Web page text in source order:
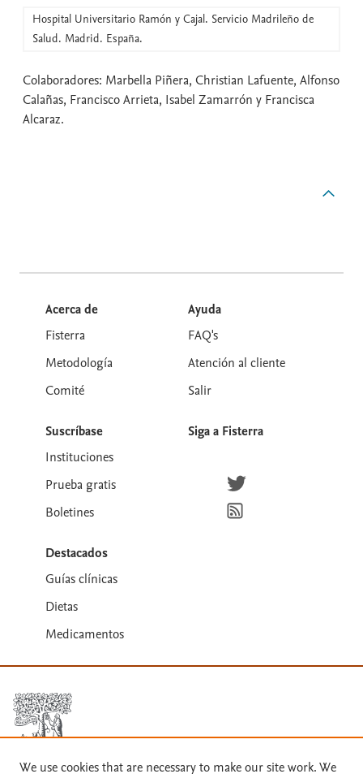
Hospital Universitario Ramón y Cajal. Servicio Madrileño de
Salud. Madrid. España.
Colaboradores: Marbella Piñera, Christian Lafuente, Alfonso
Calañas, Francisco Arrieta, Isabel Zamarrón y Francisca
Alcaraz.
Acerca de
Fisterra
Metodología
Comité
Suscríbase
Instituciones
Prueba gratis
Boletines
Destacados
Guías clínicas
Dietas
Medicamentos
Ayuda
FAQ's
Atención al cliente
Salir
Siga a Fisterra
Síguenos en Twitter
Suscríbete para recibir
We use cookies that are necessary to make our site work. We